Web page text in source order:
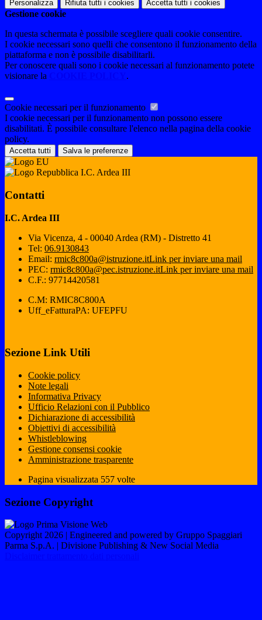
Personalizza Rifiuta tutti i cookies Accetta tutti i cookies
Gestione cookie
In questa schermata è possibile scegliere quali cookie consentire.
I cookie necessari sono quelli che consentono il funzionamento della
piattaforma e non è possibile disabilitarli.
Per conoscere quali sono i cookie necessari al funzionamento potete
visionare la
.
Cookie necessari per il funzionamento
I cookie necessari per il funzionamento non possono essere
disabilitati. È possibile consultare l'elenco nella pagina della cookie
policy.
Accetta tutti Salva le preferenze
I.C. Ardea III
Contatti
I.C. Ardea III
Via Vicenza, 4 - 00040 Ardea (RM) - Distretto 41
Tel: 06.9130843
Email: rmic8c800a@istruzione.itLink per inviare una mail
PEC: rmic8c800a@pec.istruzione.itLink per inviare una mail
C.F.: 97714420581
C.M: RMIC8C800A
Uff_eFatturaPA: UFEPFU
Sezione Link Utili
Cookie policy
Note legali
Informativa Privacy
Ufficio Relazioni con il Pubblico
Dichiarazione di accessibilità
Obiettivi di accessibilità
Whistleblowing
Gestione consensi cookie
Amministrazione trasparente
Pagina visualizzata 557 volte
Sezione Copyright
Copyright 2026 | Engineered and powered by Gruppo Spaggiari
Parma S.p.A. | Divisione Publishing & New Social Media